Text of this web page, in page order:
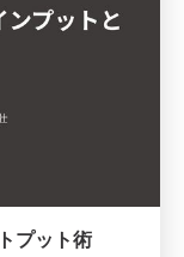
プット術